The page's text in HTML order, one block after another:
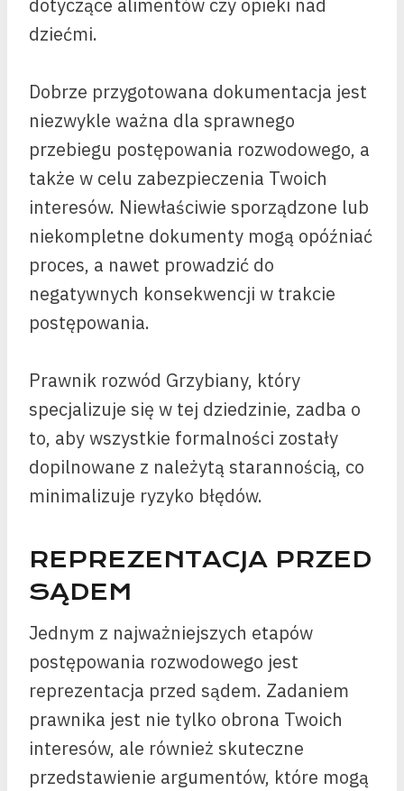
dotyczące alimentów czy opieki nad
dziećmi.
Dobrze przygotowana dokumentacja jest
niezwykle ważna dla sprawnego
przebiegu postępowania rozwodowego, a
także w celu zabezpieczenia Twoich
interesów. Niewłaściwie sporządzone lub
niekompletne dokumenty mogą opóźniać
proces, a nawet prowadzić do
negatywnych konsekwencji w trakcie
postępowania.
Prawnik rozwód Grzybiany, który
specjalizuje się w tej dziedzinie, zadba o
to, aby wszystkie formalności zostały
dopilnowane z należytą starannością, co
minimalizuje ryzyko błędów.
REPREZENTACJA PRZED
SĄDEM
Jednym z najważniejszych etapów
postępowania rozwodowego jest
reprezentacja przed sądem. Zadaniem
prawnika jest nie tylko obrona Twoich
interesów, ale również skuteczne
przedstawienie argumentów, które mogą